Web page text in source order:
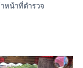
หน้าที่ตำรวจ